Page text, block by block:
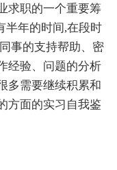
求职的一个重要筹
半年的时间,在段时
事的支持帮助、密
经验、问题的分析
多需要继续积累和
方面的实习自我鉴